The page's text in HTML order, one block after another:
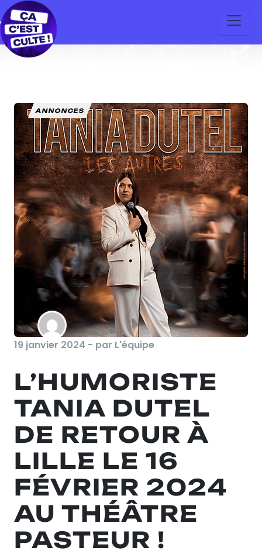
ANNONCES
19 janvier 2024 - par L'équipe
L’HUMORISTE
TANIA DUTEL
DE RETOUR À
LILLE LE 16
FÉVRIER 2024
AU THÉÂTRE
PASTEUR !